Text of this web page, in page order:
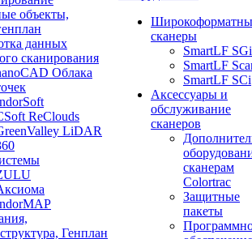
объекты,
данных
сканирования
Облака
ReClouds
LiDAR
Генплан
сканеры
SmartLF SGi
SmartLF
SmartLF SCi
Аксессуары и
обслуживание
сканеров
сканерам
Colortrac
Защитные
пакеты